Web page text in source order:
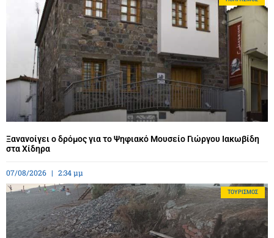
Ξανανοίγει ο δρόμος για το Ψηφιακό Μουσείο Γιώργου Ιακωβίδη
στα Χίδηρα
07/08/2026 2:34 μμ
ΤΟΥΡΙΣΜΌΣ